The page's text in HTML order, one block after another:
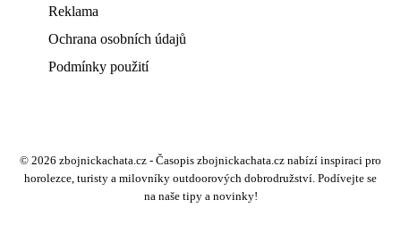
Reklama
Ochrana osobních údajů
Podmínky použití
© 2026 zbojnickachata.cz - Časopis zbojnickachata.cz nabízí inspiraci pro
horolezce, turisty a milovníky outdoorových dobrodružství. Podívejte se
na naše tipy a novinky!